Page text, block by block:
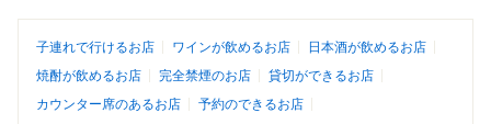
子連れで行けるお店 ワインが飲めるお店
日本酒が飲めるお店
焼酎が飲めるお店
完全禁煙のお店
貸切ができるお店
カウンター席のあるお店
予約のできるお店